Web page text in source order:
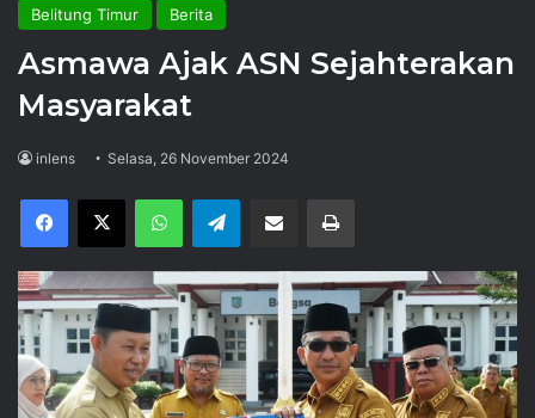
Belitung Timur Berita
Asmawa Ajak ASN Sejahterakan
Masyarakat
inlens Selasa, 26 November 2024
Facebook
X WhatsAppTelegram Share via Email Print